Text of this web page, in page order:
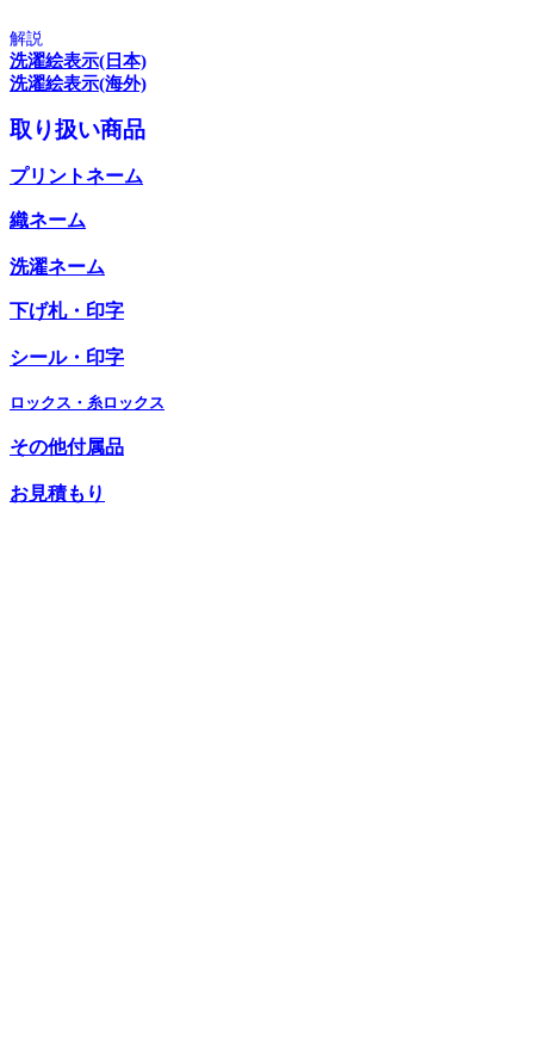
解説
洗濯絵表示(日本)
洗濯絵表示(海外)
取り扱い商品
プリントネーム
織ネーム
洗濯ネーム
下げ札・印字
シール・印字
ロックス・糸ロックス
その他付属品
お見積もり